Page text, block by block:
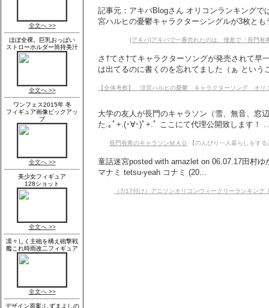
記事元：アキバBlogさん オリコンランキングで
宮ハルヒの憂鬱キャラクターシングルが3枚と
[アキバ]アキバで一番売れたのは、僅差で「長門有
さ†てさ†てキャラクターソングが発売されて早
は出てるのに書くのを忘れてました（ぁ という
【全体考察】 涼宮ハルヒの憂鬱 キャラクターソング オ
大学の友人が長門のキャラソン（雪、無音、窓
た.｡ﾟ+.(･∀･)ﾟ+.ﾟ ここにて代理公開致します！
長門有希のキャラソンＭＡＤ 【のんびり一人暮らしをす
童話迷宮posted with amazlet on 06.07.17田村
マナミ tetsu-yeah コナミ (20...
（7/17付け）アニソンオリコンウィークリーランキング